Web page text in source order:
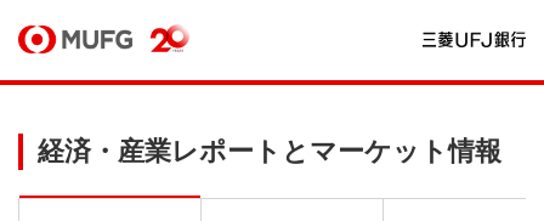
経済・産業レポートとマーケット情報